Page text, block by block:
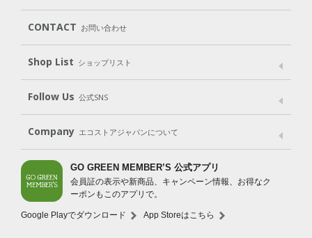
Body（ボディ） Hair（ヘア） Oral care（オーラルケア）
Goods （グッズ）
Gift set
Subscription（定期便）
CONTACT お問い合わせ
Shop List ショップリスト
Shop List
Follow Us 公式SNS
LINE＠ Instagram Facebook
Company エコストアジャパンについて
会社案内 ご利用規約
プライバシーポリシー
特定商取引法に基づく表示
免責事項
法人会員サービス
New Zealand Site
GO GREEN MEMBER’S 公式アプリ
会員証の表示や新商品、キャンペーン情報、お得なク
ーポンもこのアプリで。
Google Playでダウンロード App Storeはこちら